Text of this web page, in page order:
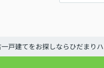
戸建てをお探しならひだまり